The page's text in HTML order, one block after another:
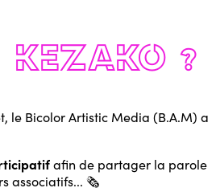
le Bicolor Artistic Media (B.A.M) a
afin de partager la parole
associatifs... 🗞️